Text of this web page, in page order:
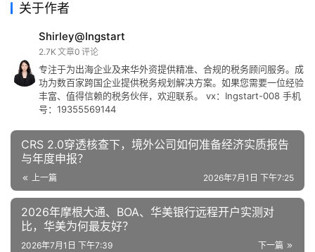
关于作者
Shirley@Ingstart
2.7K 文章0 评论
专注于为出海企业及来华外资提供精准、合规的税务顾问服务。成
功为数百家跨国企业提供税务规划解决方案。如果您需要一位经验
丰富、值得信赖的税务伙伴，欢迎联系。 vx：Ingstart-008 手机
号：19355569144
CRS 2.0穿透核查下，境外公司如何准备经济实质报告
与年度申报？
上一篇 2026年7月1日 下午7:25
2026年摩根大通、BOA、华美银行远程开户实测对
比，华美为何最友好？
下一篇
2026年7月1日 下午7:39